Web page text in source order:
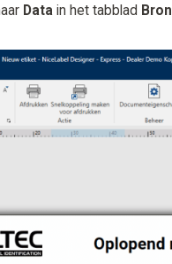
Data in het tabblad Bron